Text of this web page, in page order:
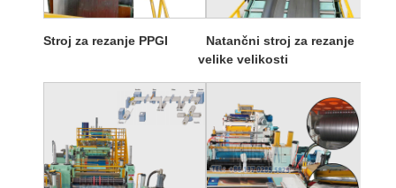
Stroj za rezanje PPGI
Natančni stroj za rezanje
velike velikosti